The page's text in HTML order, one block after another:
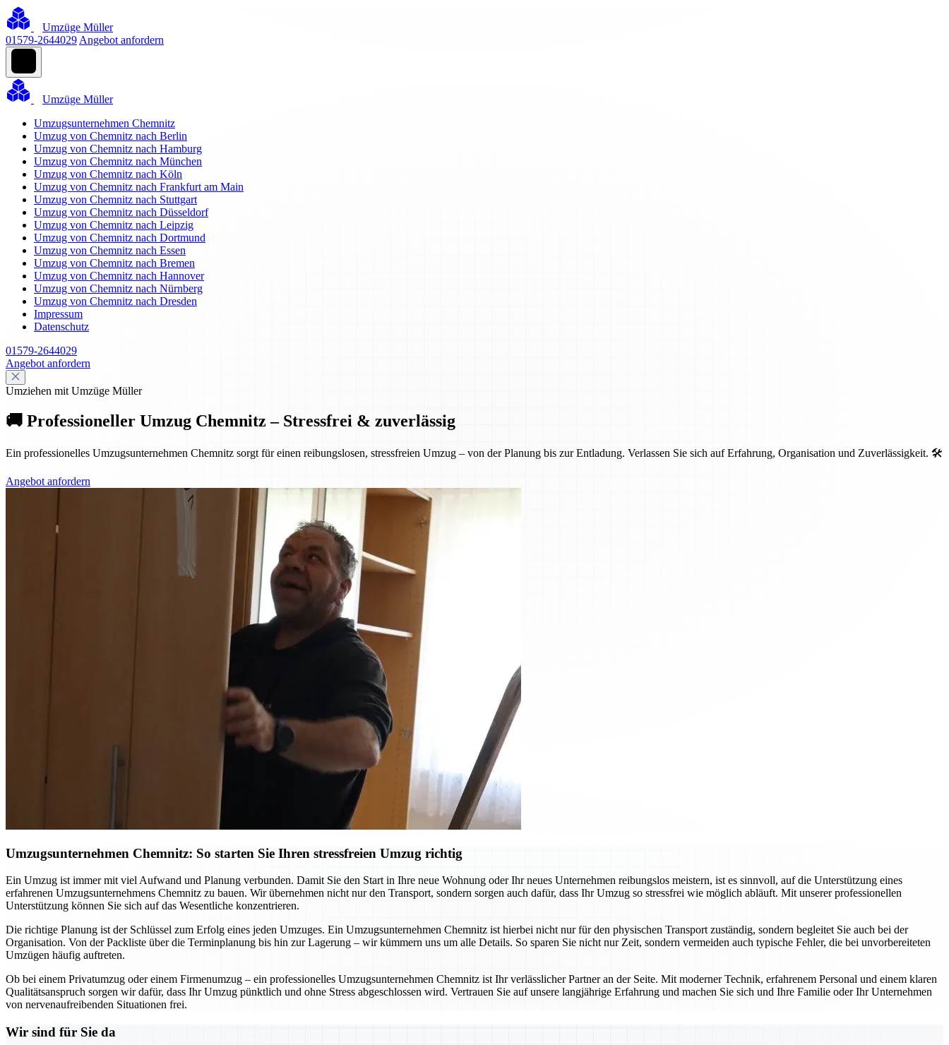
Umzüge Müller
01579-2644029 Angebot anfordern
Umzüge Müller
Umzugsunternehmen Chemnitz
Umzug von Chemnitz nach Berlin
Umzug von Chemnitz nach Hamburg
Umzug von Chemnitz nach München
Umzug von Chemnitz nach Köln
Umzug von Chemnitz nach Frankfurt am Main
Umzug von Chemnitz nach Stuttgart
Umzug von Chemnitz nach Düsseldorf
Umzug von Chemnitz nach Leipzig
Umzug von Chemnitz nach Dortmund
Umzug von Chemnitz nach Essen
Umzug von Chemnitz nach Bremen
Umzug von Chemnitz nach Hannover
Umzug von Chemnitz nach Nürnberg
Umzug von Chemnitz nach Dresden
Impressum
Datenschutz
01579-2644029
Angebot anfordern
Umziehen mit Umzüge Müller
🚚 Professioneller Umzug Chemnitz – Stressfrei & zuverlässig
Ein professionelles Umzugsunternehmen Chemnitz sorgt für einen reibungslosen, stressfreien Umzug – von der Planung bis zur Entladung. Verlassen Sie sich auf Erfahrung, Organisation und Zuverlässigkeit. 🛠️
Angebot anfordern
Umzugsunternehmen Chemnitz: So starten Sie Ihren stressfreien Umzug richtig
Ein Umzug ist immer mit viel Aufwand und Planung verbunden. Damit Sie den Start in Ihre neue Wohnung oder Ihr neues Unternehmen reibungslos meistern, ist es sinnvoll, auf die Unterstützung eines
erfahrenen Umzugsunternehmens Chemnitz zu bauen. Wir übernehmen nicht nur den Transport, sondern sorgen auch dafür, dass Ihr Umzug so stressfrei wie möglich abläuft. Mit unserer professionellen
Unterstützung können Sie sich auf das Wesentliche konzentrieren.
Die richtige Planung ist der Schlüssel zum Erfolg eines jeden Umzuges. Ein Umzugsunternehmen Chemnitz ist hierbei nicht nur für den physischen Transport zuständig, sondern begleitet Sie auch bei der
Organisation. Von der Packliste über die Terminplanung bis hin zur Lagerung – wir kümmern uns um alle Details. So sparen Sie nicht nur Zeit, sondern vermeiden auch typische Fehler, die bei unvorbereiteten
Umzügen häufig auftreten.
Ob bei einem Privatumzug oder einem Firmenumzug – ein professionelles Umzugsunternehmen Chemnitz ist Ihr verlässlicher Partner an der Seite. Mit moderner Technik, erfahrenem Personal und einem klaren
Qualitätsanspruch sorgen wir dafür, dass Ihr Umzug pünktlich und ohne Stress abgeschlossen wird. Vertrauen Sie auf unsere langjährige Erfahrung und machen Sie sich und Ihre Familie oder Ihr Unternehmen
von nervenaufreibenden Situationen frei.
Wir sind für Sie da